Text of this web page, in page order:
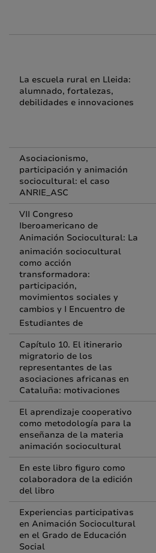
La escuela rural en Lleida:
alumnado, fortalezas,
debilidades e innovaciones
Asociacionismo,
participación y animación
sociocultural: el caso
ANRIE_ASC
VII Congreso
Iberoamericano de
Animación Sociocultural: La
animación sociocultural
como acción
transformadora:
participación,
movimientos sociales y
cambios y I Encuentro de
Estudiantes de
Capítulo 10. El itinerario
migratorio de los
representantes de las
asociaciones africanas en
Cataluña: motivaciones
El aprendizaje cooperativo
como metodología para la
enseñanza de la materia
animación sociocultural
En este libro figuro como
colaboradora de la edición
del libro
Experiencias participativas
en Animación Sociocultural
en el Grado de Educación
Social